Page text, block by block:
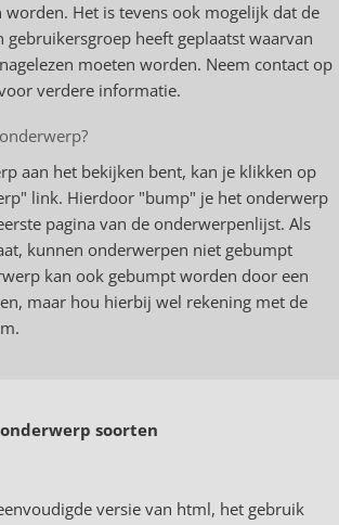
worden. Het is tevens ook mogelijk dat de
gebruikersgroep heeft geplaatst waarvan
moeten worden. Neem contact op
verdere informatie.
aan het bekijken bent, kan je klikken op
link. Hierdoor "bump" je het onderwerp
pagina van de onderwerpenlijst. Als
kunnen onderwerpen niet gebumpt
kan ook gebumpt worden door een
maar hou hierbij wel rekening met de
soorten
versie van html, het gebruik